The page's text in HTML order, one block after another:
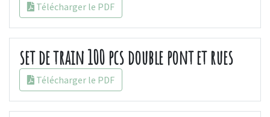
Télécharger le PDF
set de train 100 pcs double pont et rues
Télécharger le PDF